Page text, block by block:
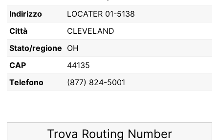
Indirizzo
LOCATER 01-5138
Città
CLEVELAND
Stato/regione OH
CAP
44135
Telefono
(877) 824-5001
Trova Routing Number